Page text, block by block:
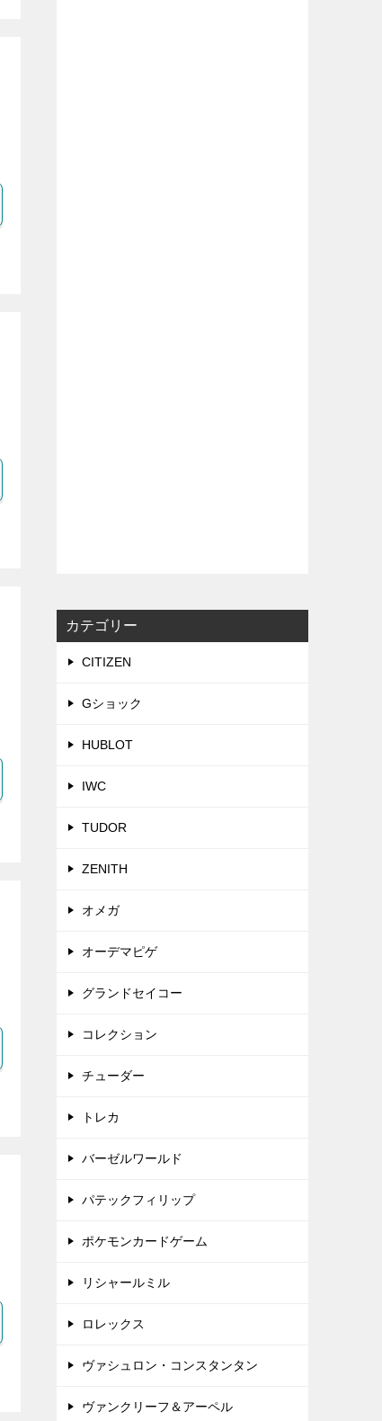
カテゴリー
CITIZEN
Gショック
HUBLOT
IWC
TUDOR
ZENITH
オメガ
オーデマピゲ
グランドセイコー
コレクション
チューダー
トレカ
バーゼルワールド
パテックフィリップ
ポケモンカードゲーム
リシャールミル
ロレックス
ヴァシュロン・コンスタンタン
ヴァンクリーフ＆アーペル